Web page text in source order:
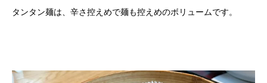
タンタン麺は、辛さ控えめで麺も控えめのボリュームです。